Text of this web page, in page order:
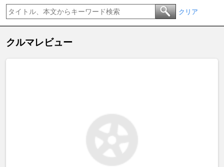
クリア
クルマレビュー